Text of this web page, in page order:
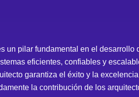
un pilar fundamental en el
eficientes, confiables y
garantiza el éxito y la
la contribución de los